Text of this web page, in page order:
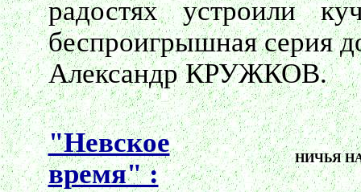
радостях устроили
беспроигрышная серия
Александр КРУЖКОВ.
"Невское
время" :
НИЧЬЯ